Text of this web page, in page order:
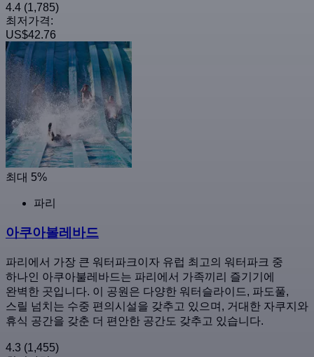
4.4 (1,785)
최저가격:
US$42.76
최대 5%
파리
아쿠아볼레바드
파리에서 가장 큰 워터파크이자 유럽 최고의 워터파크 중
하나인 아쿠아불레바드는 파리에서 가족끼리 즐기기에
완벽한 곳입니다. 이 공원은 다양한 워터슬라이드, 파도풀,
스릴 넘치는 수중 편의시설을 갖추고 있으며, 거대한 자쿠지와
휴식 공간을 갖춘 더 편안한 공간도 갖추고 있습니다.
4.3 (1,455)